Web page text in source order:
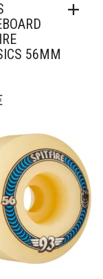
56MM
à mes favoris